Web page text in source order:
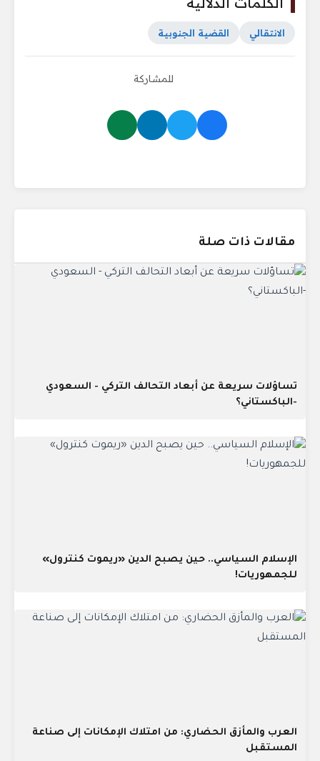
الانتقالي القضية الجنوبية
للمشاركة
مقالات ذات صلة
تساؤلات سريعة عن أبعاد التحالف التركي - السعودي
-الباكستاني؟
الإسلام السياسي.. حين يصبح الدين «ريموت كنترول»
للجمهوريات!
العرب والمأزق الحضاري: من امتلاك الإمكانات إلى صناعة
المستقبل